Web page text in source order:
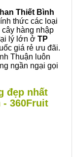
Thiết Bình
thức các loại
hàng nhập
lý lớn ở TP
giá rẻ ưu đãi.
Thuận luôn
ngần ngại gọi
đẹp nhất
- 360Fruit